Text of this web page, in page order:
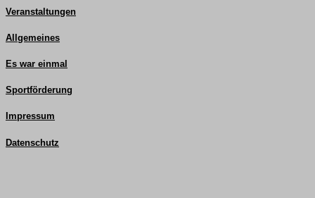
Veranstaltungen
Allgemeines
Es war einmal
Sportförderung
Impressum
Datenschutz